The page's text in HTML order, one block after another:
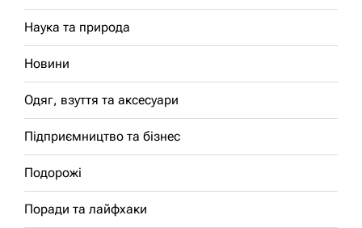
Наука та природа
Новини
Одяг, взуття та аксесуари
Підприємництво та бізнес
Подорожі
Поради та лайфхаки